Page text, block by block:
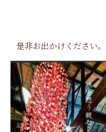
是非お出かけください。